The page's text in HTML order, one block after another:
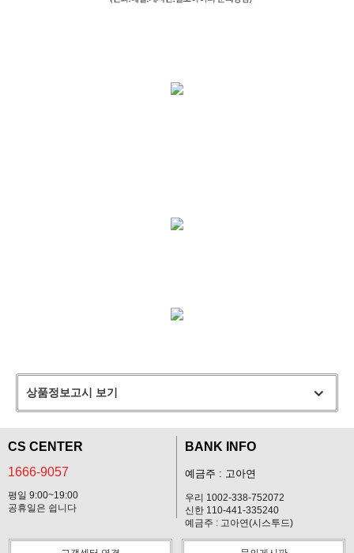
상품정보고시 보기
CS CENTER
1666-9057
평일 9:00~19:00
공휴일은 쉽니다
BANK INFO
예금주 : 고아연
우리 1002-338-752072
신한 110-441-335240
예금주 : 고아연(시스투드)